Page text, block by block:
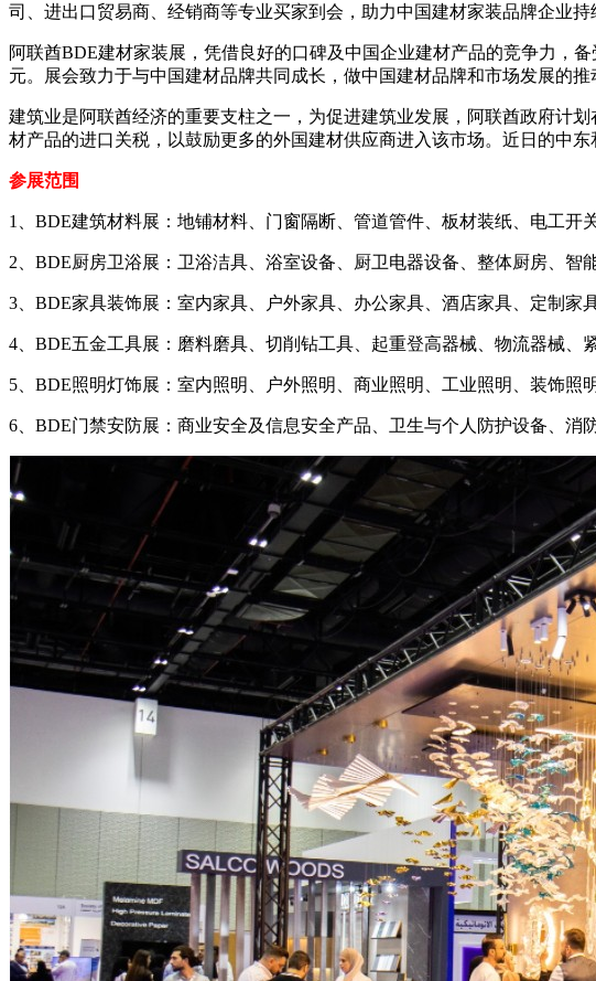
司、进出口贸易商、经销商等专业买家到会，助力中国建材家装品牌企业持
阿联酋BDE建材家装展，凭借良好的口碑及中国企业建材产品的竞争力，
元。展会致力于与中国建材品牌共同成长，做中国建材品牌和市场发展的推
建筑业是阿联酋经济的重要支柱之一，为促进建筑业发展，阿联酋政府计
材产品的进口关税，以鼓励更多的外国建材供应商进入该市场。近日的中
参展范围
1、BDE建筑材料展：地铺材料、门窗隔断、管道管件、板材装纸、电工开
2、BDE厨房卫浴展：卫浴洁具、浴室设备、厨卫电器设备、整体厨房、智
3、BDE家具装饰展：室内家具、户外家具、办公家具、酒店家具、定制家
4、BDE五金工具展：磨料磨具、切削钻工具、起重登高器械、物流器械、
5、BDE照明灯饰展：室内照明、户外照明、商业照明、工业照明、装饰照
6、BDE门禁安防展：商业安全及信息安全产品、卫生与个人防护设备、消